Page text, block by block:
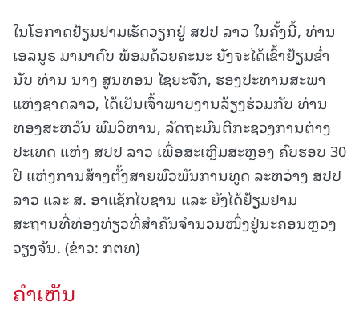
ໃນໂອກາດຢ້ຽມຢາມເຮັດວຽກຢູ່ ສປປ ລາວ ໃນຄັ້ງນີ້, ທ່ານ
ເອລນູຣ ມາມາດົບ ພ້ອມດ້ວຍຄະນະ ຍັງຈະໄດ້ເຂົ້າຢ້ຽມຂໍ່າ
ນັບ ທ່ານ ນາງ ສູນທອນ ໄຊຍະຈັກ, ຮອງປະທານສະພາ
ແຫ່ງຊາດລາວ, ໄດ້ເປັນເຈົ້າພາບງານລ້ຽງຮ່ວມກັບ ທ່ານ
ທອງສະຫວັນ ພົມວິຫານ, ລັດຖະມົນຕີກະຊວງການຕ່າງ
ປະເທດ ແຫ່ງ ສປປ ລາວ ເພື່ອສະເຫຼີມສະຫຼອງ ຄົບຮອບ 30
ປີ ແຫ່ງການສ້າງຕັ້ງສາຍພົວພັນການທູດ ລະຫວ່າງ ສປປ
ລາວ ແລະ ສ. ອາແຊັກໄບຊານ ແລະ ຍັງໄດ້ຢ້ຽມຢາມ
ສະຖານທີ່ທ່ອງທ່ຽວທີ່ສໍາຄັນຈໍານວນໜຶ່ງຢູ່ນະຄອນຫຼວງ
ວຽງຈັນ. (ຂ່າວ: ກຕທ)
ຄໍາເຫັນ